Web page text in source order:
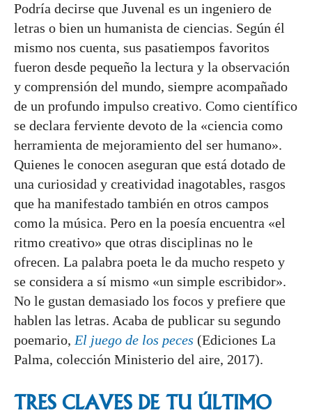
Podría decirse que Juvenal es un ingeniero de
letras o bien un humanista de ciencias. Según él
mismo nos cuenta, sus pasatiempos favoritos
fueron desde pequeño la lectura y la observación
y comprensión del mundo, siempre acompañado
de un profundo impulso creativo. Como científico
se declara ferviente devoto de la «ciencia como
herramienta de mejoramiento del ser humano».
Quienes le conocen aseguran que está dotado de
una curiosidad y creatividad inagotables, rasgos
que ha manifestado también en otros campos
como la música. Pero en la poesía encuentra «el
ritmo creativo» que otras disciplinas no le
ofrecen. La palabra poeta le da mucho respeto y
se considera a sí mismo «un simple escribidor».
No le gustan demasiado los focos y prefiere que
hablen las letras. Acaba de publicar su segundo
poemario, El juego de los peces (Ediciones La
Palma, colección Ministerio del aire, 2017).
TRES CLAVES DE TU ÚLTIMO